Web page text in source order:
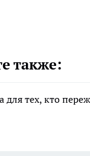
также:
тех, кто